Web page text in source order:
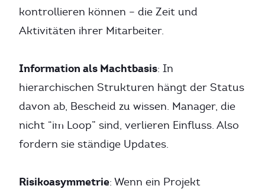
kontrollieren können – die Zeit und
Aktivitäten ihrer Mitarbeiter.
Information als Machtbasis: In
hierarchischen Strukturen hängt der Status
davon ab, Bescheid zu wissen. Manager, die
nicht “im Loop” sind, verlieren Einfluss. Also
fordern sie ständige Updates.
Risikoasymmetrie: Wenn ein Projekt